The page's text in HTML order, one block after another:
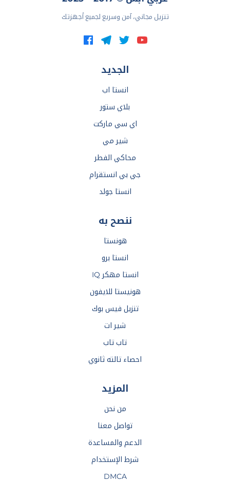
تنزيل مجاني، آمن وسريع لجميع أجهزتك
الجديد
انستا اب
بلاي ستور
اي سي ماركت
شير مي
محاكي الفطر
جي بي انستقرام
انستا جولد
ننصح به
هونستا
انستا برو
انستا مهكر IQ
هونيستا للايفون
تنزيل فيس بوك
شير ات
تاب تاب
احصاء تالته ثانوي
المزيد
من نحن
تواصل معنا
الدعم والمساعدة
شرط الإستخدام
DMCA